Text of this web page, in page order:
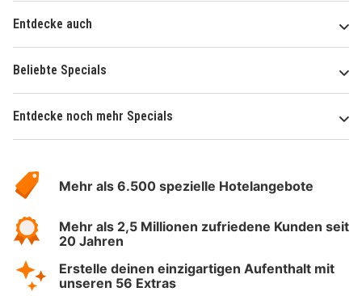
Entdecke auch
Beliebte Specials
Entdecke noch mehr Specials
Hotelspecials
Mehr als 6.500 spezielle Hotelangebote
Mehr als 2,5 Millionen zufriedene Kunden seit
20 Jahren
Erstelle deinen einzigartigen Aufenthalt mit
unseren 56 Extras